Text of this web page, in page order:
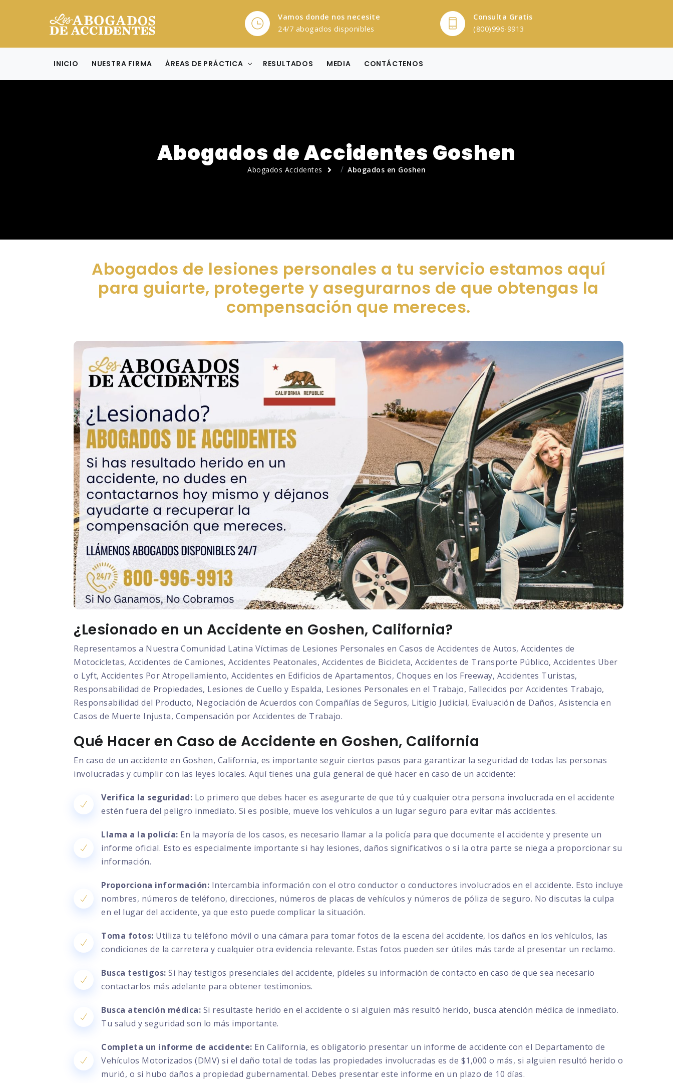
Vamos donde nos necesite
24/7 abogados disponibles
Consulta Gratis
(800)996-9913
INICIO NUESTRA FIRMA ÁREAS DE PRÁCTICA RESULTADOS MEDIA CONTÁCTENOS
Abogados de Accidentes Goshen
Abogados Accidentes Abogados en Goshen
Abogados de lesiones personales a tu servicio estamos aquí
para guiarte, protegerte y asegurarnos de que obtengas la
compensación que mereces.
¿Lesionado en un Accidente en Goshen, California?
Representamos a Nuestra Comunidad Latina Víctimas de Lesiones Personales en Casos de Accidentes de Autos, Accidentes de
Motocicletas, Accidentes de Camiones, Accidentes Peatonales, Accidentes de Bicicleta, Accidentes de Transporte Público, Accidentes Uber
o Lyft, Accidentes Por Atropellamiento, Accidentes en Edificios de Apartamentos, Choques en los Freeway, Accidentes Turistas,
Responsabilidad de Propiedades, Lesiones de Cuello y Espalda, Lesiones Personales en el Trabajo, Fallecidos por Accidentes Trabajo,
Responsabilidad del Producto, Negociación de Acuerdos con Compañías de Seguros, Litigio Judicial, Evaluación de Daños, Asistencia en
Casos de Muerte Injusta, Compensación por Accidentes de Trabajo.
Qué Hacer en Caso de Accidente en Goshen, California
En caso de un accidente en Goshen, California, es importante seguir ciertos pasos para garantizar la seguridad de todas las personas
involucradas y cumplir con las leyes locales. Aquí tienes una guía general de qué hacer en caso de un accidente:
Verifica la seguridad: Lo primero que debes hacer es asegurarte de que tú y cualquier otra persona involucrada en el accidente
estén fuera del peligro inmediato. Si es posible, mueve los vehículos a un lugar seguro para evitar más accidentes.
Llama a la policía: En la mayoría de los casos, es necesario llamar a la policía para que documente el accidente y presente un
informe oficial. Esto es especialmente importante si hay lesiones, daños significativos o si la otra parte se niega a proporcionar su
información.
Proporciona información: Intercambia información con el otro conductor o conductores involucrados en el accidente. Esto incluye
nombres, números de teléfono, direcciones, números de placas de vehículos y números de póliza de seguro. No discutas la culpa
en el lugar del accidente, ya que esto puede complicar la situación.
Toma fotos: Utiliza tu teléfono móvil o una cámara para tomar fotos de la escena del accidente, los daños en los vehículos, las
condiciones de la carretera y cualquier otra evidencia relevante. Estas fotos pueden ser útiles más tarde al presentar un reclamo.
Busca testigos: Si hay testigos presenciales del accidente, pídeles su información de contacto en caso de que sea necesario
contactarlos más adelante para obtener testimonios.
Busca atención médica: Si resultaste herido en el accidente o si alguien más resultó herido, busca atención médica de inmediato.
Tu salud y seguridad son lo más importante.
Completa un informe de accidente: En California, es obligatorio presentar un informe de accidente con el Departamento de
Vehículos Motorizados (DMV) si el daño total de todas las propiedades involucradas es de $1,000 o más, si alguien resultó herido o
murió, o si hubo daños a propiedad gubernamental. Debes presentar este informe en un plazo de 10 días.